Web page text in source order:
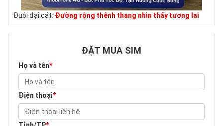
Đuôi đại cát: Đường rộng thênh thang nhìn thấy tương lai
ĐẶT MUA SIM
Họ và tên*
Điện thoại*